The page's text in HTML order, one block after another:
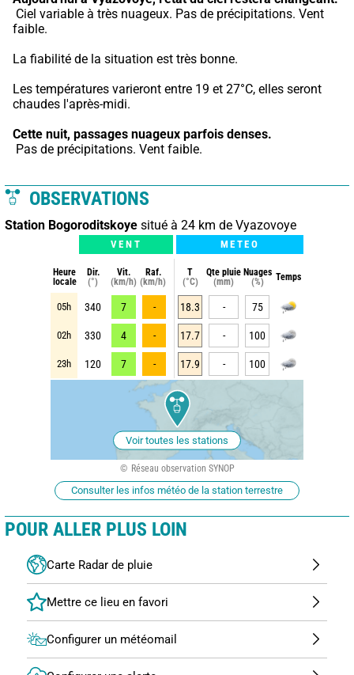
faible.
La fiabilité de la situation est très bonne.
Les températures varieront entre 19 et 27°C, elles seront
chaudes l'après-midi.
Cette nuit, passages nuageux parfois denses.
Pas de précipitations. Vent faible.
OBSERVATIONS
Station Bogoroditskoye situé à 24 km de Vyazovoye
VENT METEO
Heure
locale
Dir.
(°)
Vit.
(km/h)
Raf.
(km/h)
T
(°C)
Qte pluie
(mm)
Nuages
(%)
Temps
05h 340 7 - 18.3 - 75
02h 330 4 - 17.7 - 100
23h 120 7 - 17.9 - 100
Voir toutes les stations
Réseau observation SYNOP
Consulter les infos météo de la station terrestre
POUR ALLER PLUS LOIN
Carte Radar de pluie
Configurer un météomail